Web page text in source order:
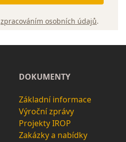
zpracováním osobních údajů.
DOKUMENTY
Základní informace
Výroční zprávy
Projekty IROP
Zakázky a nabídky